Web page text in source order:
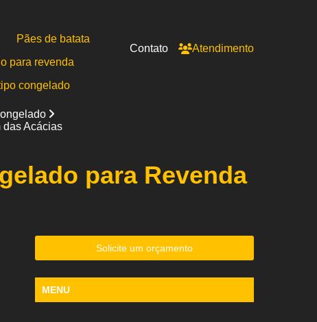
Pães de batata
para revenda
congelado
Contato Atendimento
Acácias
para Revenda
Solicite um orçamento
MENU